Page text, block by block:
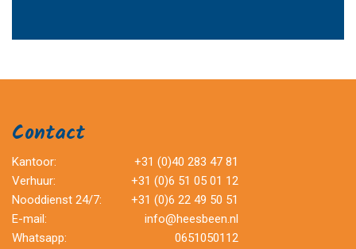
Contact
Kantoor:
+31 (0)40 283 47 81
Verhuur:
+31 (0)6 51 05 01 12
Nooddienst 24/7:
+31 (0)6 22 49 50 51
E-mail:
info@heesbeen.nl
Whatsapp:
0651050112